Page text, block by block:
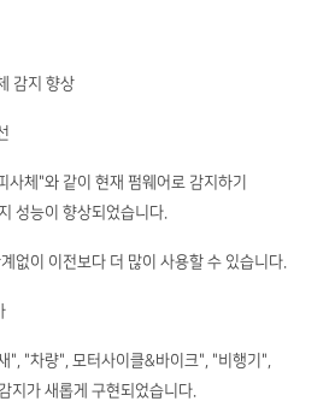
감지 향상
체"와 같이 현재 펌웨어로 감지하기
성능이 향상되었습니다.
없이 이전보다 더 많이 사용할 수 있습니다.
", "차량", 모터사이클&바이크", "비행기",
지가 새롭게 구현되었습니다.